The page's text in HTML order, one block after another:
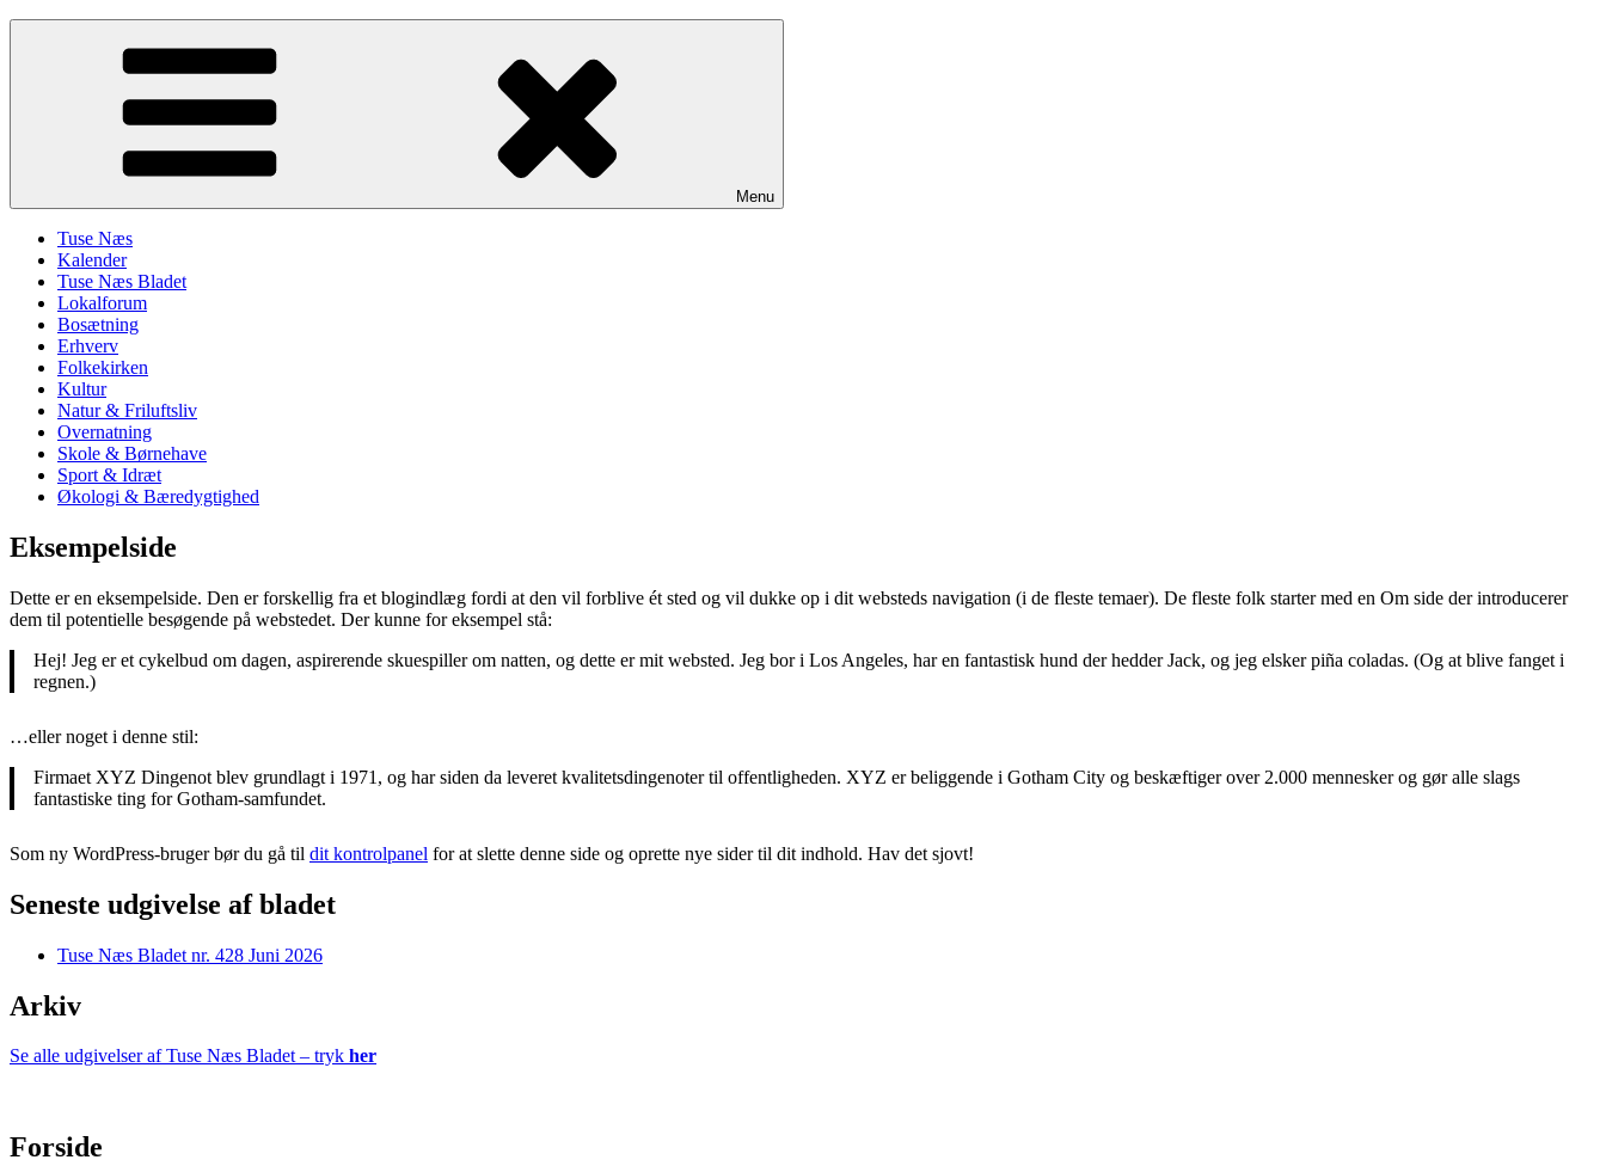
Menu
Tuse Næs
Kalender
Tuse Næs Bladet
Lokalforum
Bosætning
Erhverv
Folkekirken
Kultur
Natur & Friluftsliv
Overnatning
Skole & Børnehave
Sport & Idræt
Økologi & Bæredygtighed
Eksempelside
Dette er en eksempelside. Den er forskellig fra et blogindlæg fordi at den vil forblive ét sted og vil dukke op i dit websteds navigation (i de fleste temaer). De fleste folk starter med en Om side der introducerer
dem til potentielle besøgende på webstedet. Der kunne for eksempel stå:
Hej! Jeg er et cykelbud om dagen, aspirerende skuespiller om natten, og dette er mit websted. Jeg bor i Los Angeles, har en fantastisk hund der hedder Jack, og jeg elsker piña coladas. (Og at blive fanget i
regnen.)
…eller noget i denne stil:
Firmaet XYZ Dingenot blev grundlagt i 1971, og har siden da leveret kvalitetsdingenoter til offentligheden. XYZ er beliggende i Gotham City og beskæftiger over 2.000 mennesker og gør alle slags
fantastiske ting for Gotham-samfundet.
Som ny WordPress-bruger bør du gå til dit kontrolpanel for at slette denne side og oprette nye sider til dit indhold. Hav det sjovt!
Seneste udgivelse af bladet
Tuse Næs Bladet nr. 428 Juni 2026
Arkiv
Se alle udgivelser af Tuse Næs Bladet – tryk her
Forside